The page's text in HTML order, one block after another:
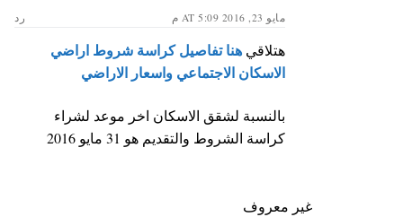
مايو 23, 2016 AT 5:09 م رد
هتلاقي هنا تفاصيل كراسة شروط اراضي
الاسكان الاجتماعي واسعار الاراضي
بالنسبة لشقق الاسكان اخر موعد لشراء
كراسة الشروط والتقديم هو 31 مايو 2016
غير معروف